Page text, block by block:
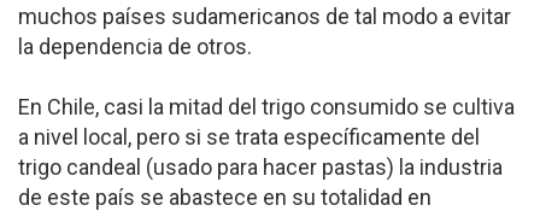
muchos países sudamericanos de tal modo a evitar
la dependencia de otros.
En Chile, casi la mitad del trigo consumido se cultiva
a nivel local, pero si se trata específicamente del
trigo candeal (usado para hacer pastas) la industria
de este país se abastece en su totalidad en